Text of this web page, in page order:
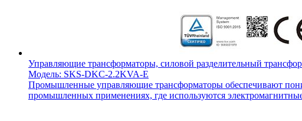
Управляющие трансформаторы, силовой разделительный
Модель: SKS-DKC-2.2KVA-E
Промышленные управляющие трансформаторы обеспечивают
промышленных применениях, где используются